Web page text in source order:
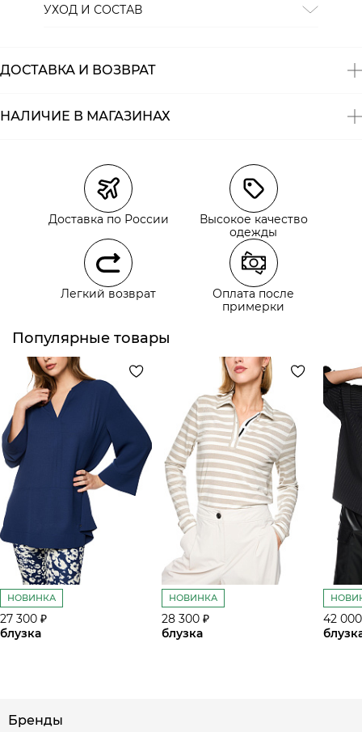
УХОД И СОСТАВ
ДОСТАВКА И ВОЗВРАТ
Курьерская доставка СДЭК
Самовывоз из пункта выдачи СДЭК
Самовывоз из наших магазинов
Самовывоз из пункта выдачи СДЭК
НАЛИЧИЕ В МАГАЗИНАХ
Доставка по России
Высокое качество
одежды
Легкий возврат
Оплата после
примерки
Популярные товары
НОВИНКА
27 300 ₽
блузка
НОВИНКА
28 300 ₽
блузка
42
Бренды